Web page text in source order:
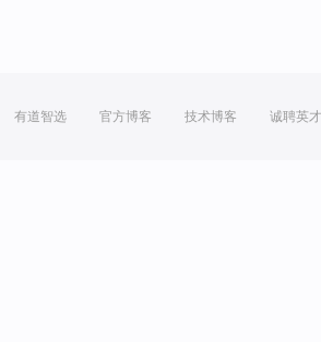
有道智选 官方博客 技术博客 诚聘英才